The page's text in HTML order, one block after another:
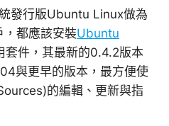
發行版Ubuntu Linux做為
，都應該安裝Ubuntu
套件，其最新的0.4.2版本
與更早的版本，最方便使
的編輯、更新與指